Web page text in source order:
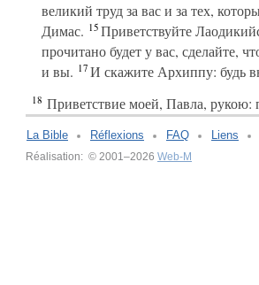
великий труд за вас и за тех,
Димас. 15Приветствуйте
прочитано будет у вас, сделайте,
и вы. 17И скажите Архиппу: будь
18 Приветствие моей, Павла, рукою:
La Bible Réflexions FAQ Liens
Réalisation: © 2001–2026 Web-M